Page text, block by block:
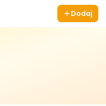
Dodaj